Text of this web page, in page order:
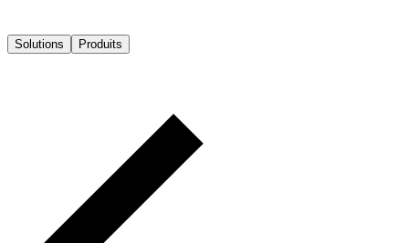
Solutions Produits